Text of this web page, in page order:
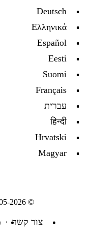
Deutsch
Ελληνικά
Español
Eesti
Suomi
Français
עברית
हिन्दी
Hrvatski
Magyar
© 2005-2026 Convertworld.com
צור קשר